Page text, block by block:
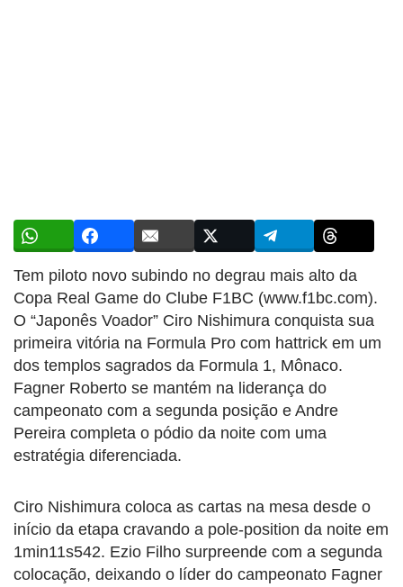
Tem piloto novo subindo no degrau mais alto da
Copa Real Game do Clube F1BC (www.f1bc.com).
O “Japonês Voador” Ciro Nishimura conquista sua
primeira vitória na Formula Pro com hattrick em um
dos templos sagrados da Formula 1, Mônaco.
Fagner Roberto se mantém na liderança do
campeonato com a segunda posição e Andre
Pereira completa o pódio da noite com uma
estratégia diferenciada.
Ciro Nishimura coloca as cartas na mesa desde o
início da etapa cravando a pole-position da noite em
1min11s542. Ezio Filho surpreende com a segunda
colocação, deixando o líder do campeonato Fagner